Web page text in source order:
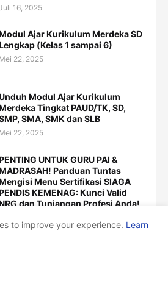
16, 2025
Ajar Kurikulum Merdeka SD
(Kelas 1 sampai 6)
Mei 22, 2025
Modul Ajar Kurikulum
Tingkat PAUD/TK, SD,
SMA, SMK dan SLB
Mei 22, 2025
UNTUK GURU PAI &
Panduan Tuntas
Menu Sertifikasi SIAGA
KEMENAG: Kunci Valid
dan Tunjangan Profesi Anda!
dan 8 Pola Sertifikasi (Dari
to improve your experience. Learn